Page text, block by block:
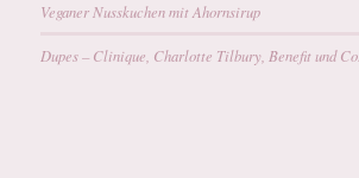
Veganer Nusskuchen mit Ahornsirup
Dupes – Clinique, Charlotte Tilbury, Benefit und Co.